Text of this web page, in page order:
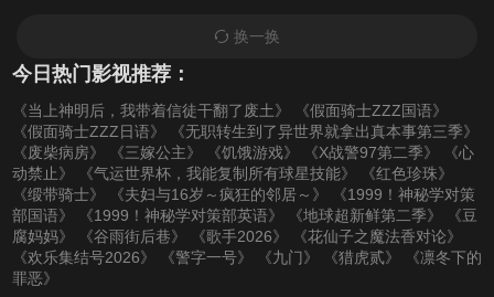
第20201101期 第20201108期 第20201115期
第20201122期 第20201129期 第20201206期
第20201213期 第20201227期 第20210110期
换一换
今日热门影视推荐：
《当上神明后，我带着信徒干翻了废土》
《假面骑士ZZZ国语》
《假面骑士ZZZ日语》
《无职转生到了异世界就拿出真本事第三季》
《废柴病房》
《三嫁公主》 《饥饿游戏》 《X战警97第二季》
《心
动禁止》
《气运世界杯，我能复制所有球星技能》
《红色珍珠》
《缎带骑士》
《夫妇与16岁～疯狂的邻居～》
《1999！神秘学对策
部国语》
《1999！神秘学对策部英语》 《地球超新鲜第二季》
《豆
腐妈妈》
《谷雨街后巷》 《歌手2026》
《花仙子之魔法香对论》
《欢乐集结号2026》
《警字一号》 《九门》 《猎虎贰》
《凛冬下的
罪恶》